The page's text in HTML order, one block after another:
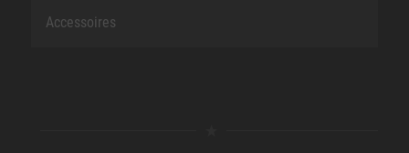
Accessoires